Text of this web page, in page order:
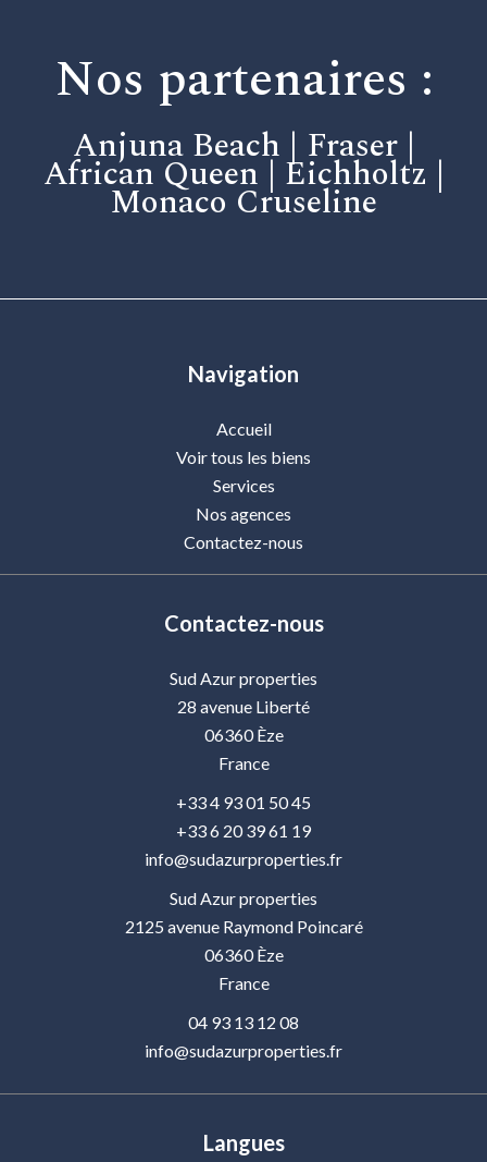
Nos partenaires :
Anjuna Beach | Fraser |
African Queen | Eichholtz |
Monaco Cruseline
Navigation
Accueil
Voir tous les biens
Services
Nos agences
Contactez-nous
Contactez-nous
Sud Azur properties
28 avenue Liberté
06360Èze
France
+33 4 93 01 50 45
+33 6 20 39 61 19
info@sudazurproperties.fr
Sud Azur properties
2125 avenue Raymond Poincaré
06360Èze
France
04 93 13 12 08
info@sudazurproperties.fr
Langues